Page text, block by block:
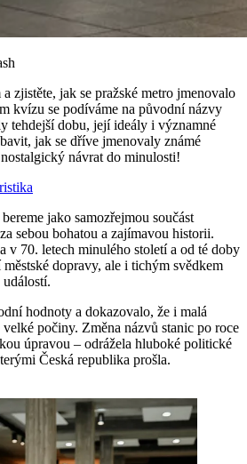
a zjistěte, jak se pražské metro jmenovalo
kvízu se podíváme na původní názvy
tehdejší dobu, její ideály i významné
jak se dříve jmenovaly známé
návrat do minulosti!
jako samozřejmou součást
sebou bohatou a zajímavou historii.
v 70. letech minulého století a od té doby
městské dopravy, ale i tichým svědkem
hodnoty a dokazovalo, že i malá
počiny. Změna názvů stanic po roce
úpravou – odrážela hluboké politické
Česká republika prošla.